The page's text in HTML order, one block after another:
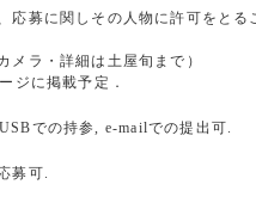
応募に関しその人物に許可をとる
メラ・詳細は土屋旬まで）
ジに掲載予定．
での持参, e-mailでの提出可.
募可.